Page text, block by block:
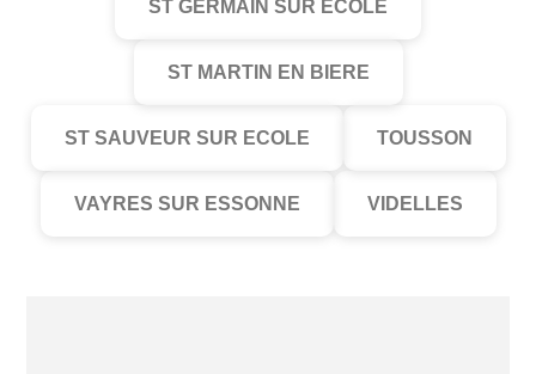
ST GERMAIN SUR ECOLE
ST MARTIN EN BIERE
ST SAUVEUR SUR ECOLE TOUSSON
VAYRES SUR ESSONNE VIDELLES